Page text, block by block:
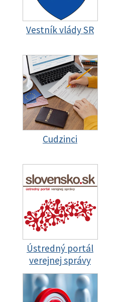
Vestník vlády SR
Cudzinci
Ústredný portál
verejnej správy